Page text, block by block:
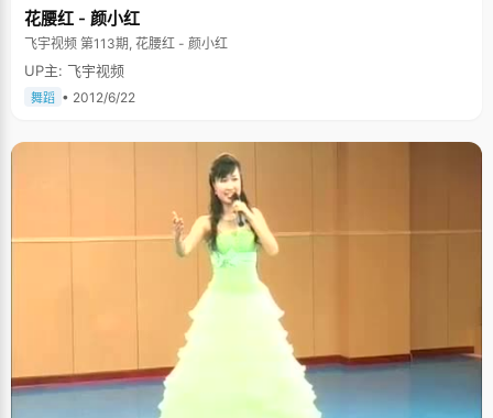
花腰红 - 颜小红
飞宇视频 第113期, 花腰红 - 颜小红
UP主: 飞宇视频
舞蹈 • 2012/6/22